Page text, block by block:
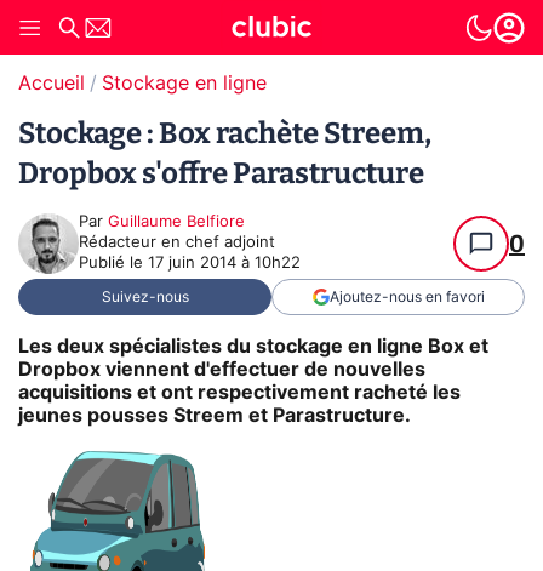
Accueil Stockage en ligne
Stockage : Box rachète Streem,
Dropbox s'offre Parastructure
Par Guillaume Belfiore
Rédacteur en chef adjoint
Publié le 17 juin 2014 à 10h22
0
Suivez-nous Ajoutez-nous en favori
Les deux spécialistes du stockage en ligne Box et
Dropbox viennent d'effectuer de nouvelles
acquisitions et ont respectivement racheté les
jeunes pousses Streem et Parastructure.